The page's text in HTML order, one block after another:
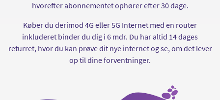
hvorefter abonnementet ophører efter 30 dage.
Køber du derimod 4G eller 5G Internet med en router
inkluderet binder du dig i 6 mdr. Du har altid 14 dages
returret, hvor du kan prøve dit nye internet og se, om det lever
op til dine forventninger.